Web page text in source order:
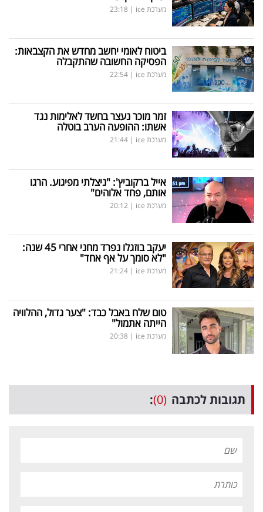
מערכת ice |
23:18
ביטוח לאומי יחשב מחדש את הקצבאות:
הפסיקה החשובה שהתקבלה
מערכת ice |
22:54
זמר מוכר נעצר בחשד לאלימות נגד
אשתו: ההופעה הערב בוטלה
מערכת ice |
21:44
אייל ברקוביץ': "ניצלתי מפיגוע. הרגו
אותם, פחד אלוהים"
מערכת ice |
20:12
יעקב בוזגלו נפרד מחני אחרי 45 שנה:
"לא סומך על אף אחד"
מערכת ice |
21:24
טום שלח באבל כבד: "צער גדול, ההלוויה
הייתה אתמול"
מערכת ice |
20:38
תגובות לכתבה (0)
: